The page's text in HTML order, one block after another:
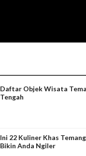
Daftar Objek Wisata
Tengah
Ini 22 Kuliner Khas
Bikin Anda Ngiler